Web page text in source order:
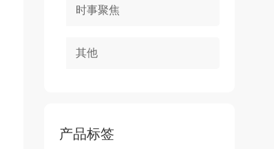
时事聚焦
其他
产品标签